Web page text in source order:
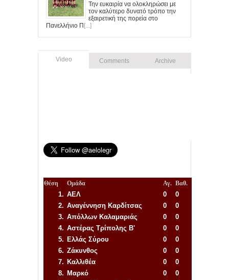
Την ευκαιρία να ολοκληρώσει με
τον καλύτερο δυνατό τρόπο την
εξαιρετική της πορεία στο
Πανελλήνιο Π [...]
Video Comments Archive
Θέση Ομάδα Αγ. Βαθ.
1. ΑΕΛ 0
0
2. Αναγέννηση Καρδίτσας 0
0
3. Απόλλων Καλαμαριάς 0
0
4. Αστέρας Τρίπολης Β' 0
0
5. Ελλάς Σύρου 0
0
6. Ζάκυνθος 0
0
7. Καλλιθέα 0
0
8. Μαρκό 0
0